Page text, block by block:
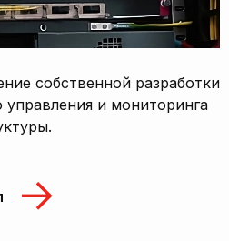
собственной разработки
управления и мониторинга